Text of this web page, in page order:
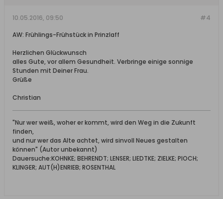
#4
10.05.2016, 09:50
AW: Frühlings-Frühstück in Prinzlaff
Herzlichen Glückwunsch
alles Gute, vor allem Gesundheit. Verbringe einige sonnige
Stunden mit Deiner Frau.
Grüße
Christian
"Nur wer weiß, woher er kommt, wird den Weg in die Zukunft
finden,
und nur wer das Alte achtet, wird sinvoll Neues gestalten
können" (Autor unbekannt)
Dauersuche:KOHNKE; BEHRENDT; LENSER; LIEDTKE; ZIELKE; PIOCH;
KLINGER; AUT(H)ENRIEB; ROSENTHAL